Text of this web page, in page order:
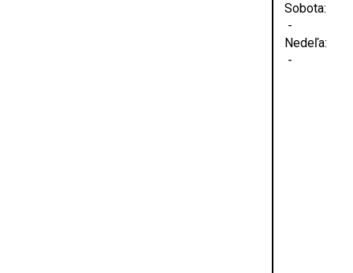
Sobota:
-
Nedeľa:
-